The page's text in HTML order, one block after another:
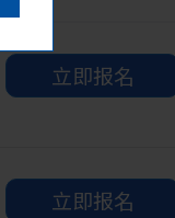
立即报名
立即报名